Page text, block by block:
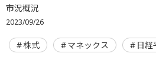
市況概況
2023/09/26
株式 マネックス 日経